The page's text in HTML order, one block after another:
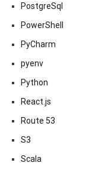
PostgreSql
PowerShell
PyCharm
pyenv
Python
React.js
Route 53
S3
Scala